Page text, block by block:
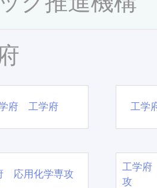
府 工学府 工学
応用化学専攻
工学府
攻